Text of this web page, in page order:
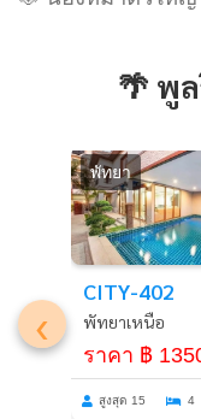
🌴 พู
‹
พัทยา
CITY-402
พัทยาเหนือ
ราคา ฿
สูงสุด 15 4